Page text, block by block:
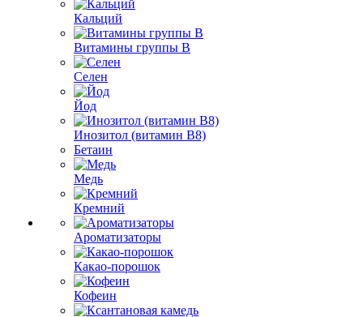
Кальций
Витамины группы B
Селен
Йод
Инозитол (витамин B8)
Бетаин
Медь
Кремний
Ароматизаторы
Какао-порошок
Кофеин